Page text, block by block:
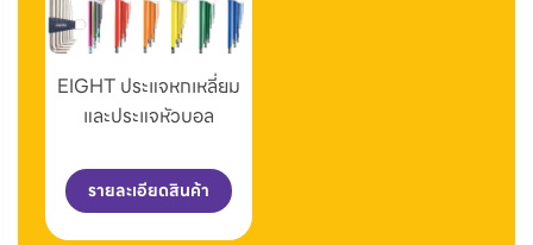
EIGHT ประแจหกเหลี่ยม
และประแจหัวบอล
รายละเอียดสินค้า